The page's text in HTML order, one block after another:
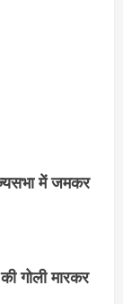
में जमकर
गोली मारकर